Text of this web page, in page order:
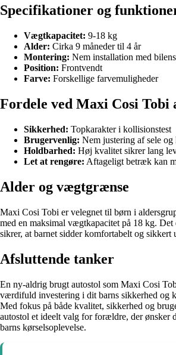
Specifikationer og
Vægtkapacitet: 9-18 kg
Alder: Cirka 9 måneder til 4 år
Montering: Nem installation med
Position: Frontvendt
Farve: Forskellige farvemuligheder
Fordele ved Maxi Cosi Tobi
Sikkerhed: Topkarakter i kollisionstest
Brugervenlig: Nem justering af sele og
Holdbarhed: Høj kvalitet sikrer lang
Let at rengøre: Aftageligt betræk kan
Alder og vægtgrænse
Maxi Cosi Tobi er velegnet til børn i
med en maksimal vægtkapacitet på 18 kg. Det
sikrer, at barnet sidder komfortabelt og sikkert
Afsluttende tanker
En ny-aldrig brugt autostol som Maxi Cosi
værdifuld investering i dit barns sikkerhed og
Med fokus på både kvalitet, sikkerhed og
autostol et ideelt valg for forældre, der ønsker
barns kørselsoplevelse.